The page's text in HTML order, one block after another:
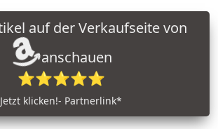
anschauen
⭐⭐⭐⭐⭐
Jetzt klicken!- Partnerlink*